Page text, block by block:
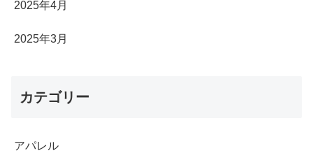
2025年4月
2025年3月
カテゴリー
アパレル